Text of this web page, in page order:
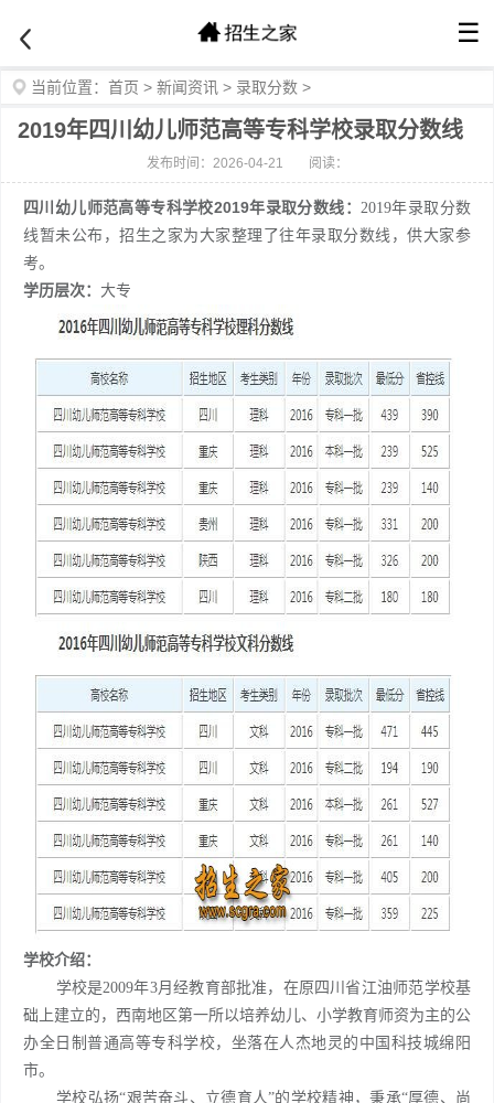
☰
当前位置： 首页 > 新闻资讯 > 录取分数 >
2019年四川幼儿师范高等专科学校录取分数线
发布时间：2026-04-21 阅读：
四川幼儿师范高等专科学校2019年录取分数线： 2019年录取分数
线暂未公布，招生之家为大家整理了往年录取分数线，供大家参
考。
学历层次： 大专
学校介绍：
学校是2009年3月经教育部批准，在原四川省江油师范学校基
础上建立的，西南地区第一所以培养幼儿、小学教育师资为主的公
办全日制普通高等专科学校，坐落在人杰地灵的中国科技城绵阳
市。
学校弘扬“艰苦奋斗、立德育人”的学校精神，秉承“厚德、尚